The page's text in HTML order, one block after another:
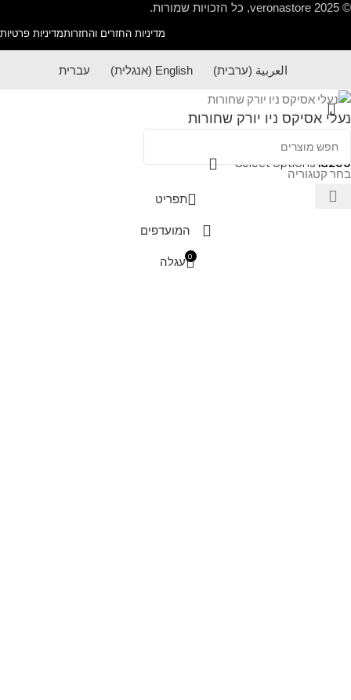
© 2025 veronastore, כל הזכויות שמורות.
מדיניות החזרים והחזרותמדיניות פרטיות
العربية (ערבית)
English
(אנגלית) עברית
בחר קטגוריה
נעלי אסיקס ניו יורק שחורות
₪200
Select options
תפריט
המועדפים
0 עגלה